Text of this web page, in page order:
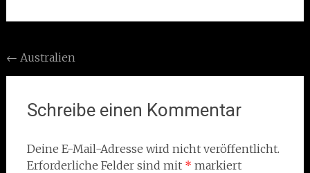
Post
navigation
← Australien
Schreibe einen Kommentar
Deine E-Mail-Adresse wird nicht veröffentlicht.
Erforderliche Felder sind mit * markiert